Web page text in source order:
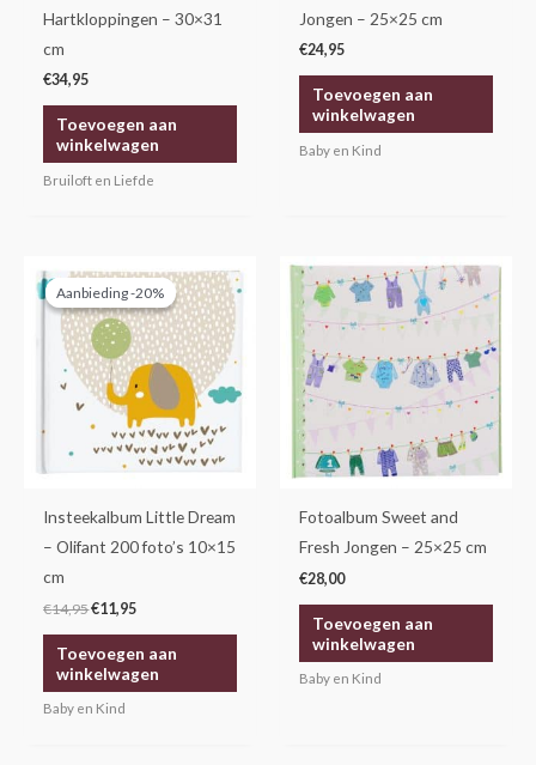
Hartkloppingen – 30×31
cm
€34,95
Toevoegen aan
winkelwagen
Bruiloft en Liefde
Jongen – 25×25 cm
€24,95
Toevoegen aan
winkelwagen
Baby en Kind
Aanbieding -20%
Aanbieding -20%
Insteekalbum Little Dream
– Olifant 200 foto’s 10×15
cm
€14,95
prijs
was:
€14,95.
€11,95
prijs
is:
€11,95.
Toevoegen aan
winkelwagen
Baby en Kind
Fotoalbum Sweet and
Fresh Jongen – 25×25 cm
€28,00
Toevoegen aan
winkelwagen
Baby en Kind